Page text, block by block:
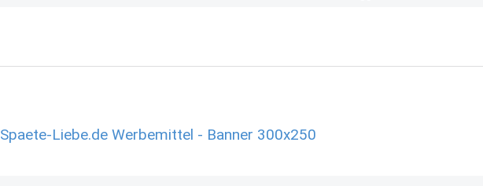
Spaete-Liebe.de Werbemittel - Banner 300x250